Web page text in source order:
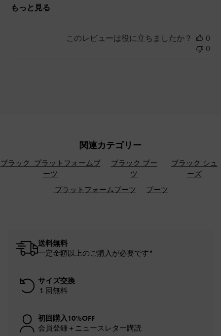
もっと見る
このレビューは役に立ちましたか？
0
0
関連カテゴリー
ブラック プラットフォームブ
ーツ
ブラック ブー
ツ
ブラック シュ
ーズ
プラットフォームブーツ
ブーツ
送料無料
一定金額以上のご購入が必要です*
サイズ交換
１回無料
初回購入10%OFF
会員登録＋ニュースレター購読